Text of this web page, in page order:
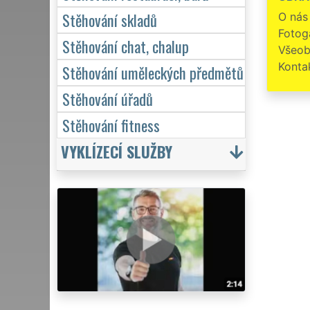
O nás
Stěhování skladů
Stěhování chat, chalup
Stěhování uměleckých předmětů
Stěhování úřadů
Stěhování fitness
VYKLÍZECÍ SLUŽBY